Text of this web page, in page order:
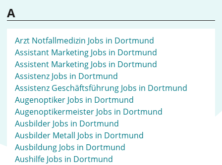
A
Arzt Notfallmedizin Jobs in Dortmund
Assistant Marketing Jobs in Dortmund
Assistent Marketing Jobs in Dortmund
Assistenz Jobs in Dortmund
Assistenz Geschäftsführung Jobs in Dortmund
Augenoptiker Jobs in Dortmund
Augenoptikermeister Jobs in Dortmund
Ausbilder Jobs in Dortmund
Ausbilder Metall Jobs in Dortmund
Ausbildung Jobs in Dortmund
Aushilfe Jobs in Dortmund